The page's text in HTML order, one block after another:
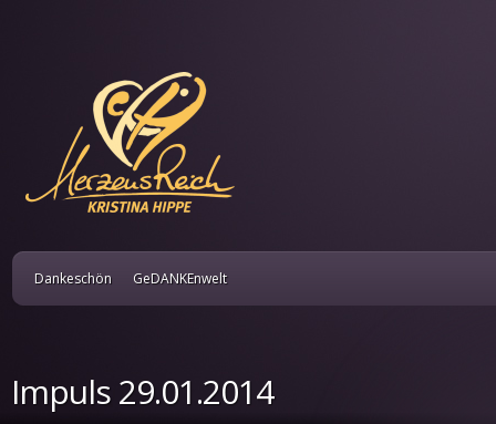
Dankeschön GeDANKEnwelt
Impuls 29.01.2014